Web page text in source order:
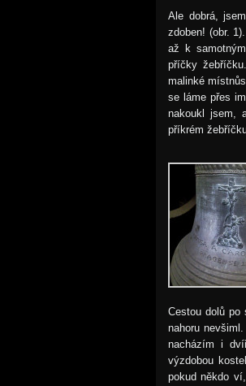
Ale dobrá,
zdoben! (obr.
až k
příčky
malinké
se láme přes
nakoukl jsem,
příkrém
Cestou dolů
nahoru
nacházím i
výzdobou
pokud někdo